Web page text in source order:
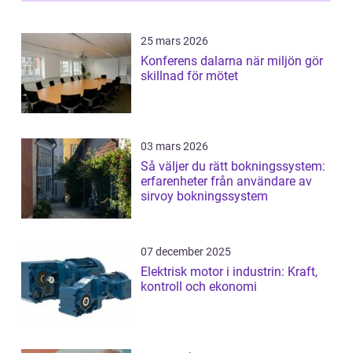
25 mars 2026
Konferens dalarna när miljön gör
skillnad för mötet
03 mars 2026
Så väljer du rätt bokningssystem:
erfarenheter från användare av
sirvoy bokningssystem
07 december 2025
Elektrisk motor i industrin: Kraft,
kontroll och ekonomi